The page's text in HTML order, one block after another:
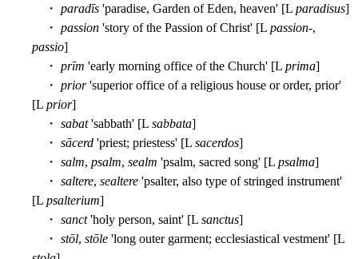
・ paradīs 'paradise, Garden of Eden, heaven' [L paradisus]
・ passion 'story of the Passion of Christ' [L passion-,
passio]
・ prīm 'early morning office of the Church' [L prima]
・ prior'superior office of a religious house or order, prior'
[L prior]
・ sabat'sabbath' [L sabbata]
・ sācerd 'priest; priestess' [L sacerdos]
・ salm, psalm, sealm 'psalm, sacred song' [L psalma]
・ saltere, sealtere 'psalter, also type of stringed instrument'
[L psalterium]
・ sanct'holy person, saint' [L sanctus]
・ stōl, stōle 'long outer garment; ecclesiastical vestment' [L